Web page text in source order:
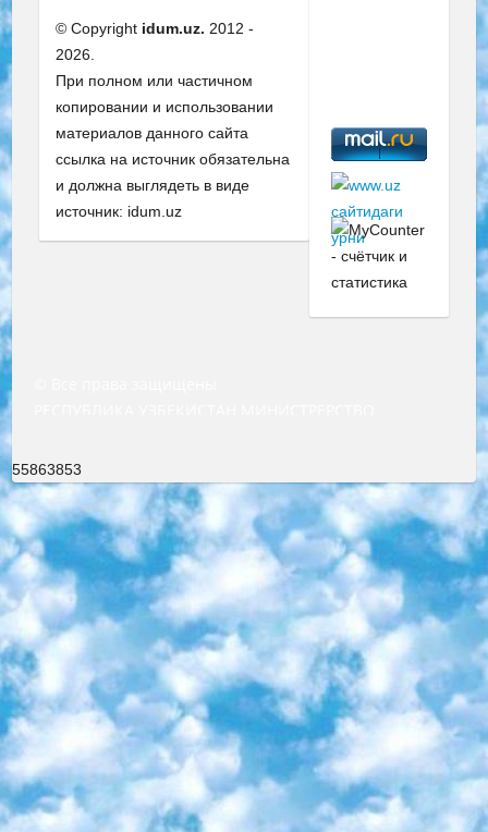
© Copyright idum.uz. 2012 -
2026.
При полном или частичном
копировании и использовании
материалов данного сайта
ссылка на источник обязательна
и должна выглядеть в виде
источник: idum.uz
55863853